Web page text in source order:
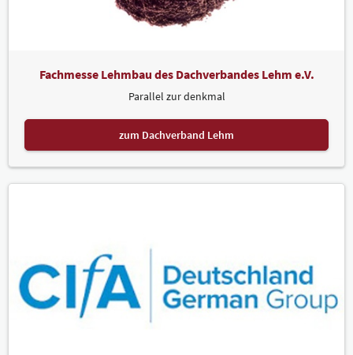
Fachmesse Lehmbau des Dachverbandes Lehm e.V.
Parallel zur denkmal
zum Dachverband Lehm